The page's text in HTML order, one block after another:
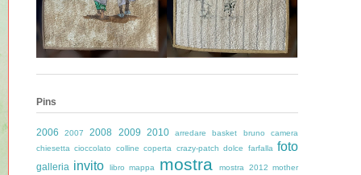
Pins
2006 2007 2008 2009 2010 arredare basket bruno
camera
chiesetta cioccolato colline coperta crazy-patch dolce farfalla foto
galleria invito libro mappa mostra mostra 2012 mother